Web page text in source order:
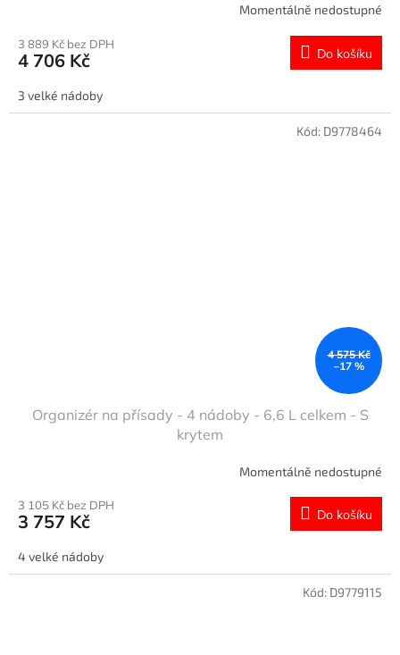
Momentálně nedostupné
3 889 Kč bez DPH
4 706 Kč Do košíku
3 velké nádoby
4 575 Kč
–17 %
Organizér na přísady - 4 nádoby - 6,6 L celkem - S
krytem
Momentálně nedostupné
3 105 Kč bez DPH
3 757 Kč Do košíku
4 velké nádoby
Kód: D9778464
Kód: D9779115